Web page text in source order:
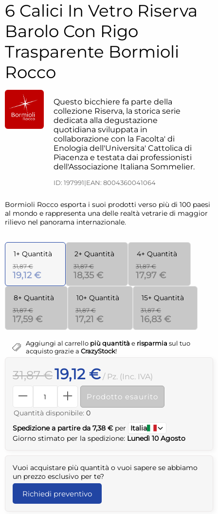
6 Calici In Vetro Riserva
Barolo Con Rigo
Trasparente Bormioli
Rocco
Questo bicchiere fa parte della
collezione Riserva, la storica serie
dedicata alla degustazione
quotidiana sviluppata in
collaborazione con la Facolta' di
Enologia dell'Universita' Cattolica di
Piacenza e testata dai professionisti
dell'Associazione Italiana Sommelier.
ID: 197991|EAN: 8004360041064
Bormioli Rocco esporta i suoi prodotti verso più di 100 paesi
al mondo e rappresenta una delle realtà vetrarie di maggior
rilievo nel panorama internazionale.
1+ Quantità
31,87 €
19,12 €
2+ Quantità
31,87 €
18,35 €
4+ Quantità
31,87 €
17,97 €
8+ Quantità
31,87 €
17,59 €
10+ Quantità
31,87 €
17,21 €
15+ Quantità
31,87 €
16,83 €
Aggiungi al carrello più quantità e risparmia sul tuo
acquisto grazie a CrazyStock!
31,87 €19,12 € / Pz. (Inc. IVA)
Prodotto esaurito
Quantità disponibile: 0
Spedizione a partire da 7,38 € per
Italia
Giorno stimato per la spedizione: Lunedì 10 Agosto
Vuoi acquistare più quantità o vuoi sapere se abbiamo
un prezzo esclusivo per te?
Richiedi preventivo